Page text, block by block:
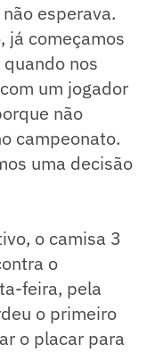
esperava.
já começamos
nos
um jogador
não
campeonato.
uma decisão
o camisa 3
o
feira, pela
o primeiro
o placar para